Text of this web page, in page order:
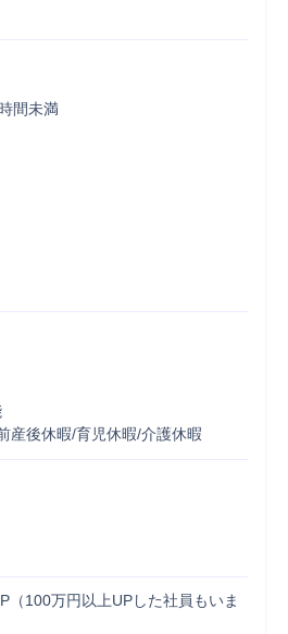
間未満
産後休暇/育児休暇/介護休暇
（100万円以上UPした社員もいま